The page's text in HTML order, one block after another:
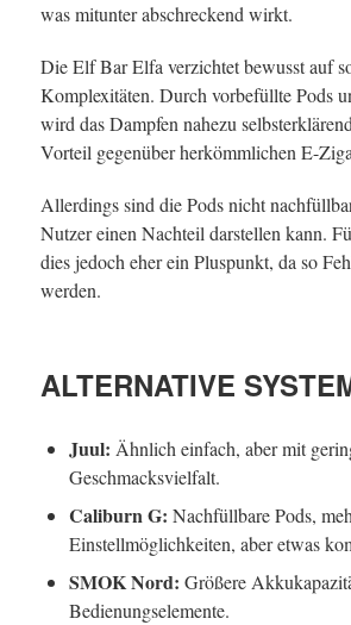
was mitunter abschreckend wirkt.
Die Elf Bar Elfa verzichtet bewusst auf
Komplexitäten. Durch vorbefüllte Pods
wird das Dampfen nahezu
Vorteil gegenüber herkömmlichen E-
Allerdings sind die Pods nicht
Nutzer einen Nachteil darstellen kann.
dies jedoch eher ein Pluspunkt, da so
werden.
ALTERNATIVE
Juul: Ähnlich einfach, aber mit
Geschmacksvielfalt.
Caliburn G: Nachfüllbare Pods,
Einstellmöglichkeiten, aber etwas
SMOK Nord: Größere
Bedienungselemente.